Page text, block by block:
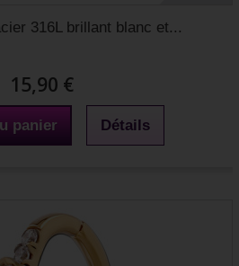
316L brillant blanc et...
15,90 €
panier Détails